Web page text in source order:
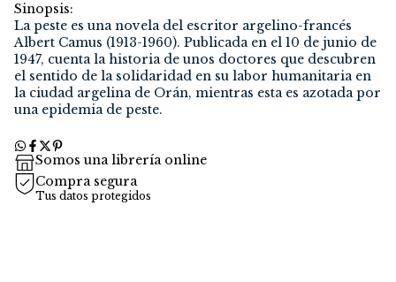
Sinopsis:
La peste es una novela del escritor argelino-francés
Albert Camus (1913-1960). Publicada en el 10 de junio de
1947, cuenta la historia de unos doctores que descubren
el sentido de la solidaridad en su labor humanitaria en
la ciudad argelina de Orán, mientras esta es azotada por
una epidemia de peste.
Somos una librería online
Compra segura
Tus datos protegidos